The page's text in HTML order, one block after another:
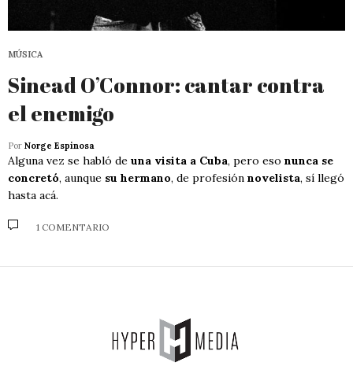
MÚSICA
Sinead O’Connor: cantar contra
el enemigo
Por Norge Espinosa
Alguna vez se habló de una visita a Cuba, pero eso nunca se
concretó, aunque su hermano, de profesión novelista, sí llegó
hasta acá.
1 COMENTARIO